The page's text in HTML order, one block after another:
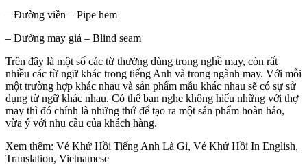
– Đường viền – Pipe hem
– Đường may giả – Blind seam
Trên đây là một số các từ thường dùng trong nghề may, còn rất
nhiều các từ ngữ khác trong tiếng Anh và trong ngành may. Với mỗi
một trường hợp khác nhau và sản phẩm mẫu khác nhau sẽ có sự sử
dụng từ ngữ khác nhau. Có thể bạn nghe không hiểu những với thợ
may thì đó chính là những thứ để tạo ra một sản phẩm hoàn hảo,
vừa ý với nhu cầu của khách hàng.
Xem thêm: Vé Khứ Hồi Tiếng Anh Là Gì, Vé Khứ Hồi In English,
Translation, Vietnamese